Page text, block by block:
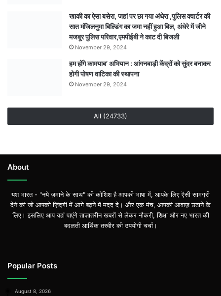
खाकी का ऐसा बसेरा, जहां पर छा गया अंधेरा ,पुलिस क्वार्टर की
सात मंजिलनुमा बिल्डिंग का जमा नहीं हुआ बिल, अंधेरे में जीने
मजबूर पुलिस परिवार,एमपीईबी ने काट दी बिजली
November 29, 2024
हम होंगे कामयाब’ अभियान : आंगनबाड़ी केंद्रों को सुंदर बनाकर
होगी पोषण वाटिका की स्थापना
November 29, 2024
All (24733)
About
यश भारत - "नये ज़माने के साथ" की कोशिश है आपकी भाषा में, आपके लिए ऎसी सामग्री
देने की जो आपको ज़िंदगी में आगे बढ़ने में मदद दे। और एक मंच, आपकी आवाज़ उठाने के
लिए। इसलिए आप यहां पाएंगे ताज़ातरीन खबरों से लेकर नौकरी, शिक्षा और नए भारत की
बदलती आर्थिक तस्वीर की उपयोगी चर्चा।
Popular Posts
August 8, 2026